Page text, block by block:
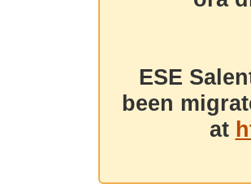
ESE
been
at